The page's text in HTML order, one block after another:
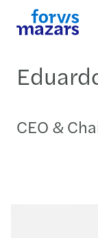
CEO &